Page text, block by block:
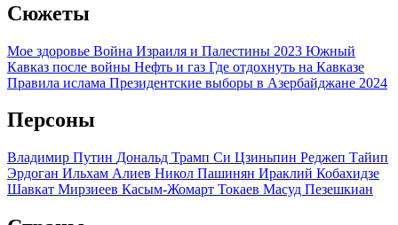
Сюжеты
Мое здоровье Война Израиля и Палестины 2023 Южный
Кавказ после войны Нефть и газ Где отдохнуть на Кавказе
Правила ислама Президентские выборы в Азербайджане 2024
Персоны
Владимир Путин Дональд Трамп Си Цзиньпин Реджеп Тайип
Эрдоган Ильхам Алиев Никол Пашинян Ираклий Кобахидзе
Шавкат Мирзиеев Касым-Жомарт Токаев Масуд Пезешкиан